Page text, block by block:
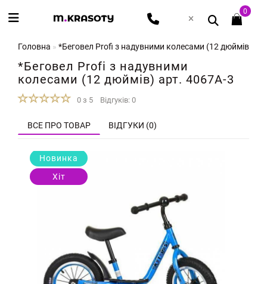
0
Головна *Беговел Profi з надувними колесами (12 дюймів)
*Беговел Profi з надувними
колесами (12 дюймів) арт. 4067A-3
0 з 5 Відгуків: 0
ВСЕ ПРО ТОВАР ВІДГУКИ (0)
Новинка
Хіт